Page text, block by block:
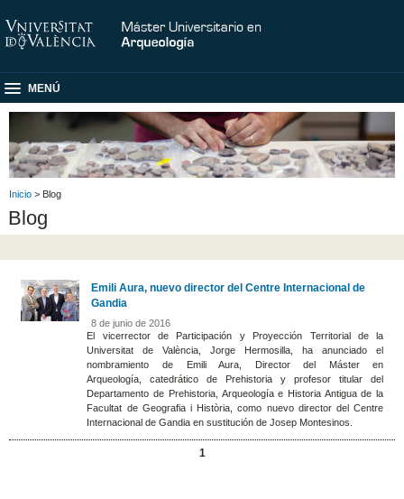
MENÚ
Inicio > Blog
Blog
Emili Aura, nuevo director del Centre Internacional de
Gandia
8 de junio de 2016
El vicerrector de Participación y Proyección Territorial de la
Universitat de València, Jorge Hermosilla, ha anunciado el
nombramiento de Emili Aura, Director del Máster en
Arqueología, catedrático de Prehistoria y profesor titular del
Departamento de Prehistoria, Arqueología e Historia Antigua de la
Facultat de Geografia i Història, como nuevo director del Centre
Internacional de Gandia en sustitución de Josep Montesinos.
1